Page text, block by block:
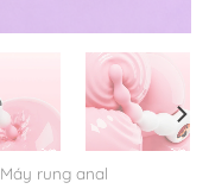
Máy rung anal